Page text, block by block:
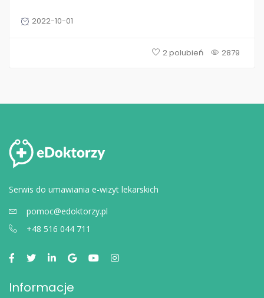
2022-10-01
2 polubień 2879
Serwis do umawiania e-wizyt lekarskich
pomoc@edoktorzy.pl
+48 516 044 711
Informacje